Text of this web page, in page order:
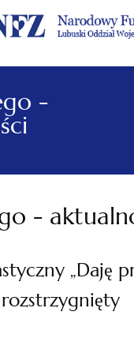
w
-
-
„Daję
rozstrzygnięty